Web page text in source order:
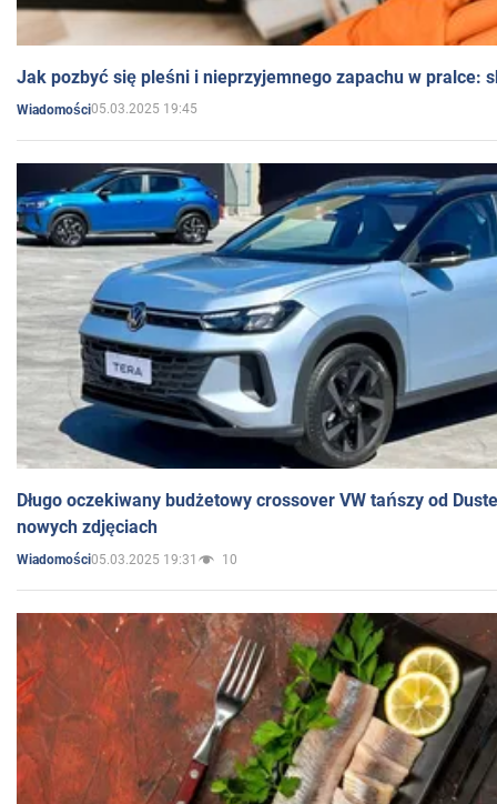
Jak pozbyć się pleśni i nieprzyjemnego zapachu w pralce:
Wiadomości05.03.2025 19:45
Długo oczekiwany budżetowy crossover VW tańszy od
nowych zdjęciach
Wiadomości05.03.2025 19:31 10